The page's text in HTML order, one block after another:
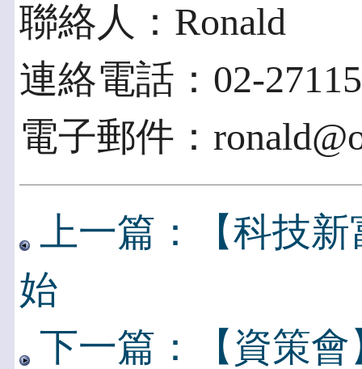
聯絡人：Ronald
連絡電話：02-
電子郵件：
上一篇：【科技
始
下一篇：【資策